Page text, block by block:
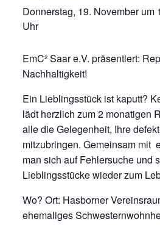
Donnerstag, 19. November um
Uhr
EmC² Saar e.V. präsentiert:
Nachhaltigkeit!
Ein Lieblingsstück ist kaputt?
lädt herzlich zum 2 monatigen
alle die Gelegenheit, Ihre
mitzubringen. Gemeinsam mit
man sich auf Fehlersuche und
Lieblingsstücke wieder zum
Wo? Ort: Hasborner
ehemaliges